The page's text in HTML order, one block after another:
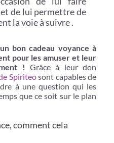
de lui permettre de
la voie à suivre .
bon cadeau voyance à
pour les amuser et leur
! Grâce à leur don
Spiriteosont capables de
à une question qui les
que ce soit sur le plan
comment cela